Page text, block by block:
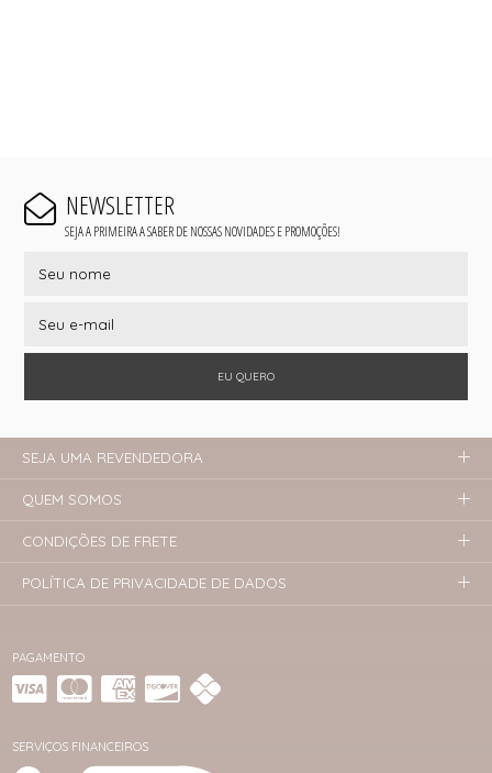
NEWSLETTER
SEJA A PRIMEIRA A SABER DE NOSSAS NOVIDADES E PROMOÇÕES!
EU QUERO
PAGAMENTO
SERVIÇOS FINANCEIROS
SEJA UMA REVENDEDORA
QUEM SOMOS
CONDIÇÕES DE FRETE
POLÍTICA DE PRIVACIDADE DE DADOS